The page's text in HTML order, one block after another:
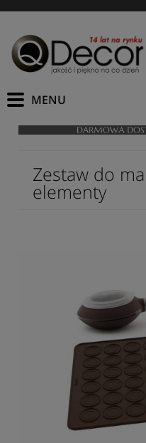
Zestaw do
elementy